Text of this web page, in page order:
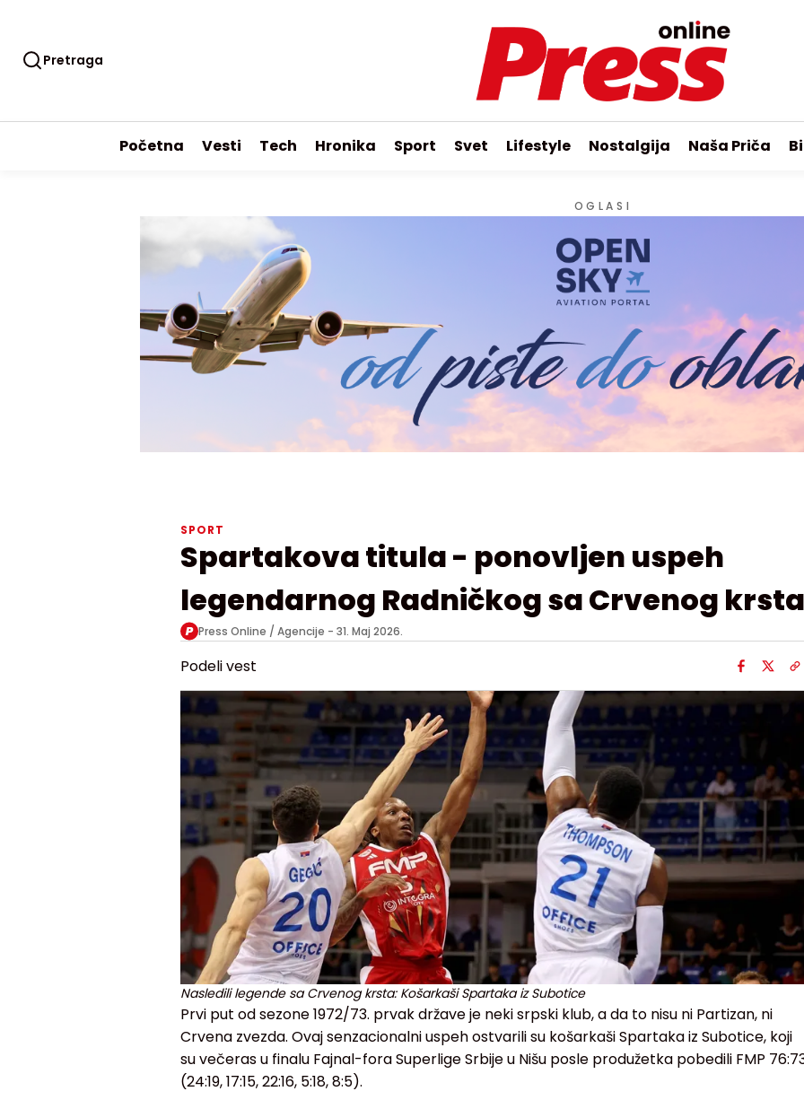
Pretraga
Početna Vesti Tech Hronika Sport Svet Lifestyle Nostalgija Naša Priča
OGLASI
SPORT
Spartakova titula - ponovljen uspeh
legendarnog Radničkog sa Crvenog krsta
Press Online / Agencije - 31. Maj 2026.
Podeli vest
Nasledili legende sa Crvenog krsta: Košarkaši Spartaka iz Subotice
Prvi put od sezone 1972/73. prvak države je neki srpski klub, a da to nisu ni Partizan, ni
Crvena zvezda. Ovaj senzacionalni uspeh ostvarili su košarkaši Spartaka iz Subotice, koji
su večeras u finalu Fajnal-fora Superlige Srbije u Nišu posle produžetka pobedili FMP
(24:19, 17:15, 22:16, 5:18, 8:5).